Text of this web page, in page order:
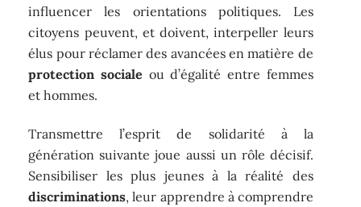
influencer les orientations politiques. Les
citoyens peuvent, et doivent, interpeller leurs
élus pour réclamer des avancées en matière de
protection sociale ou d’égalité entre femmes
et hommes.
Transmettre l’esprit de solidarité à la
génération suivante joue aussi un rôle décisif.
Sensibiliser les plus jeunes à la réalité des
discriminations, leur apprendre à comprendre